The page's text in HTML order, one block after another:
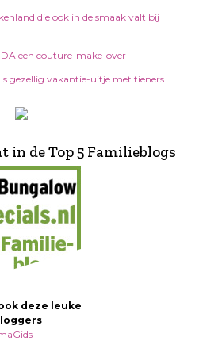
die ook in de smaak valt bij
een couture-make-over
gezellig vakantie-uitje met tieners
in de Top 5 Familieblogs
deze leuke